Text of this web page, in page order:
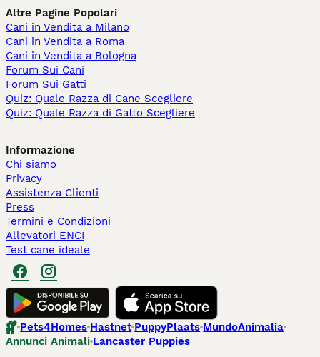
Altre Pagine Popolari
Cani in Vendita a Milano
Cani in Vendita a Roma
Cani in Vendita a Bologna
Forum Sui Cani
Forum Sui Gatti
Quiz: Quale Razza di Cane Scegliere
Quiz: Quale Razza di Gatto Scegliere
Informazione
Chi siamo
Privacy
Assistenza Clienti
Press
Termini e Condizioni
Allevatori ENCI
Test cane ideale
Pets4Homes Hastnet PuppyPlaats MundoAnimalia
Annunci Animali Lancaster Puppies